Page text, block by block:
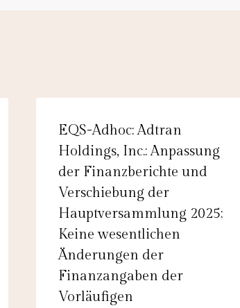
EQS-Adhoc: Adtran
Holdings, Inc.: Anpassung
der Finanzberichte und
Verschiebung der
Hauptversammlung 2025;
Keine wesentlichen
Änderungen der
Finanzangaben der
Vorläufigen